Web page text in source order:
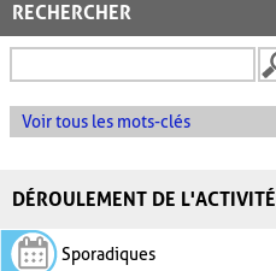
RECHERCHER
Voir tous les mots-clés
DÉROULEMENT DE L'ACTIVITÉ
Sporadiques